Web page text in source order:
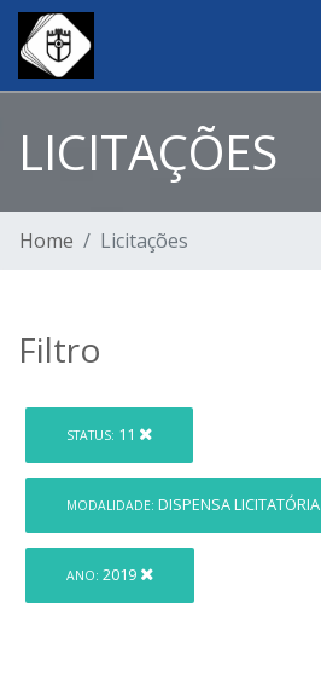
LICITAÇÕES
Home Licitações
Filtro
STATUS: 11
MODALIDADE: DISPENSA LICITATÓRIA
ANO: 2019